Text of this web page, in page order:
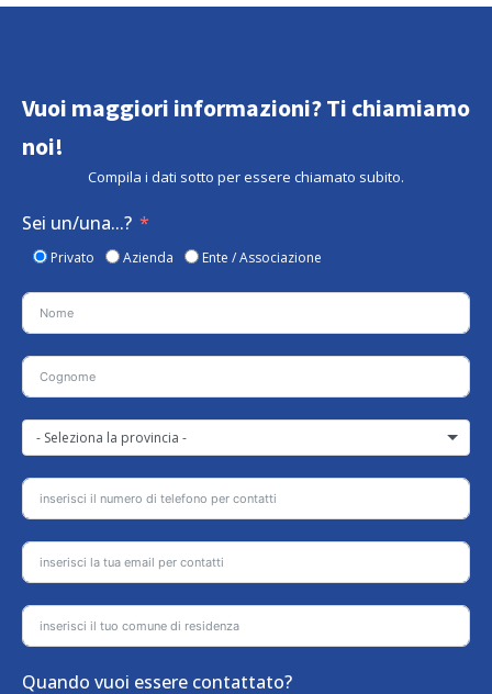
Vuoi maggiori informazioni? Ti chiamiamo
noi!
Compila i dati sotto per essere chiamato subito.
Sei un/una...?
Privato Azienda Ente / Associazione
- Seleziona la provincia -
Quando vuoi essere contattato?